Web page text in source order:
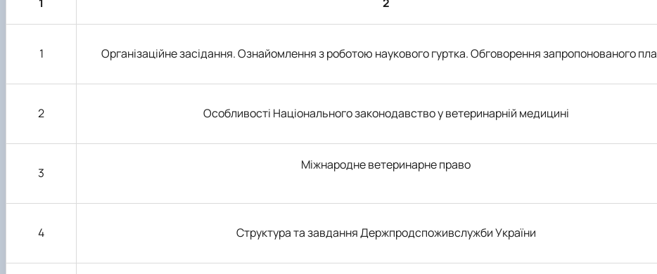
1 Організаційне засідання. Ознайомлення з роботою наукового гуртка. Обговорення запропонованого
2 Особливості Національного законодавство у ветеринарній медицині
3
Міжнародне ветеринарне право
4 Структура та завдання Держпродспоживслужби України